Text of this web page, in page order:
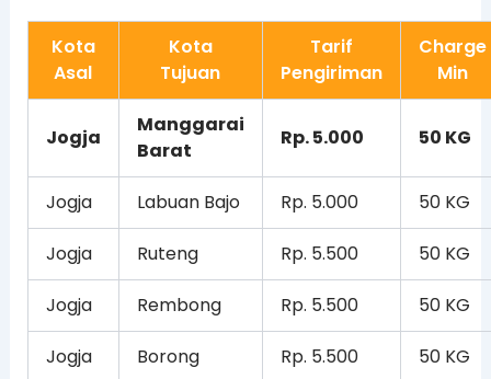
Kota
Asal
Kota
Tujuan
Tarif
Pengiriman
Charge
Min
Jogja
Manggarai
Barat
Rp. 5.000 50 KG
Jogja Labuan Bajo Rp. 5.000 50 KG
Jogja Ruteng Rp. 5.500 50 KG
Jogja Rembong Rp. 5.500 50 KG
Jogja Borong Rp. 5.500 50 KG